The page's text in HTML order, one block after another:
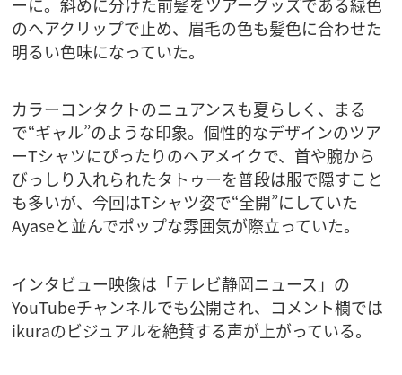
のヘアクリップで止め、眉毛の色も髪色に合わせた
明るい色味になっていた。
カラーコンタクトのニュアンスも夏らしく、まる
で“ギャル”のような印象。個性的なデザインのツア
ーTシャツにぴったりのヘアメイクで、首や腕から
びっしり入れられたタトゥーを普段は服で隠すこと
も多いが、今回はTシャツ姿で“全開”にしていた
Ayaseと並んでポップな雰囲気が際立っていた。
インタビュー映像は「テレビ静岡ニュース」の
YouTubeチャンネルでも公開され、コメント欄では
ikuraのビジュアルを絶賛する声が上がっている。